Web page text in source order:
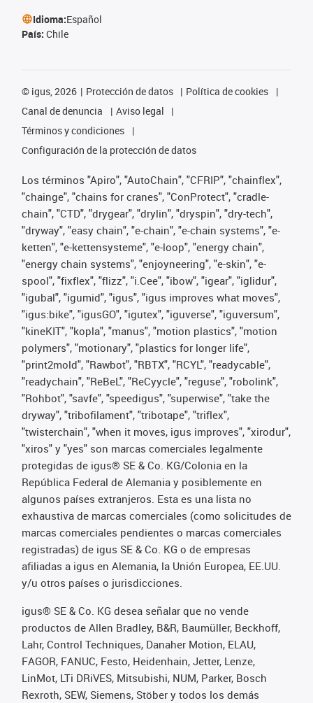
Idioma:Español
País: Chile
© igus, 2026 Protección de datos
Política de cookies
Canal de denuncia
Aviso legal
Términos y condiciones
Configuración de la protección de datos
Los términos "Apiro", "AutoChain", "CFRIP", "chainflex",
"chainge", "chains for cranes", "ConProtect", "cradle-
chain", "CTD", "drygear", "drylin", "dryspin", "dry-tech",
"dryway", "easy chain", "e-chain", "e-chain systems", "e-
ketten", "e-kettensysteme", "e-loop", "energy chain",
"energy chain systems", "enjoyneering", "e-skin", "e-
spool", "fixflex", "flizz", "i.Cee", "ibow", "igear", "iglidur",
"igubal", "igumid", "igus", "igus improves what moves",
"igus:bike", "igusGO", "igutex", "iguverse", "iguversum",
"kineKIT", "kopla", "manus", "motion plastics", "motion
polymers", "motionary", "plastics for longer life",
"print2mold", "Rawbot", "RBTX", "RCYL", "readycable",
"readychain", "ReBeL", "ReCyycle", "reguse", "robolink",
"Rohbot", "savfe", "speedigus", "superwise", "take the
dryway", "tribofilament", "tribotape", "triflex",
"twisterchain", "when it moves, igus improves", "xirodur",
"xiros" y "yes" son marcas comerciales legalmente
protegidas de igus® SE & Co. KG/Colonia en la
República Federal de Alemania y posiblemente en
algunos países extranjeros. Esta es una lista no
exhaustiva de marcas comerciales (como solicitudes de
marcas comerciales pendientes o marcas comerciales
registradas) de igus SE & Co. KG o de empresas
afiliadas a igus en Alemania, la Unión Europea, EE.UU.
y/u otros países o jurisdicciones.
igus® SE & Co. KG desea señalar que no vende
productos de Allen Bradley, B&R, Baumüller, Beckhoff,
Lahr, Control Techniques, Danaher Motion, ELAU,
FAGOR, FANUC, Festo, Heidenhain, Jetter, Lenze,
LinMot, LTi DRiVES, Mitsubishi, NUM, Parker, Bosch
Rexroth, SEW, Siemens, Stöber y todos los demás